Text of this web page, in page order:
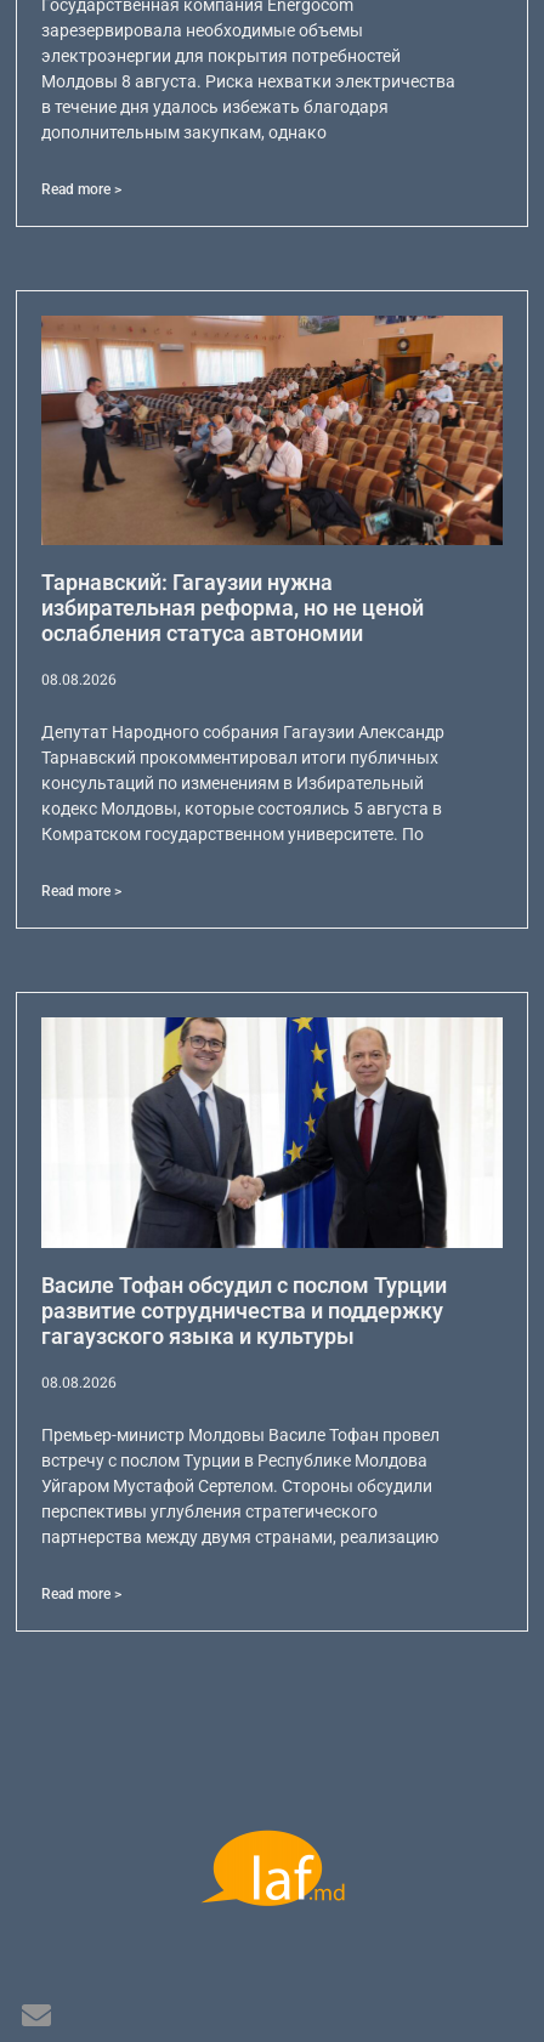
Государственная компания Energocom
зарезервировала необходимые объемы
электроэнергии для покрытия потребностей
Молдовы 8 августа. Риска нехватки электричества
в течение дня удалось избежать благодаря
дополнительным закупкам, однако
Read more >
Тарнавский: Гагаузии нужна
избирательная реформа, но не ценой
ослабления статуса автономии
08.08.2026
Депутат Народного собрания Гагаузии Александр
Тарнавский прокомментировал итоги публичных
консультаций по изменениям в Избирательный
кодекс Молдовы, которые состоялись 5 августа в
Комратском государственном университете. По
Read more >
Василе Тофан обсудил с послом Турции
развитие сотрудничества и поддержку
гагаузского языка и культуры
08.08.2026
Премьер-министр Молдовы Василе Тофан провел
встречу с послом Турции в Республике Молдова
Уйгаром Мустафой Сертелом. Стороны обсудили
перспективы углубления стратегического
партнерства между двумя странами, реализацию
Read more >